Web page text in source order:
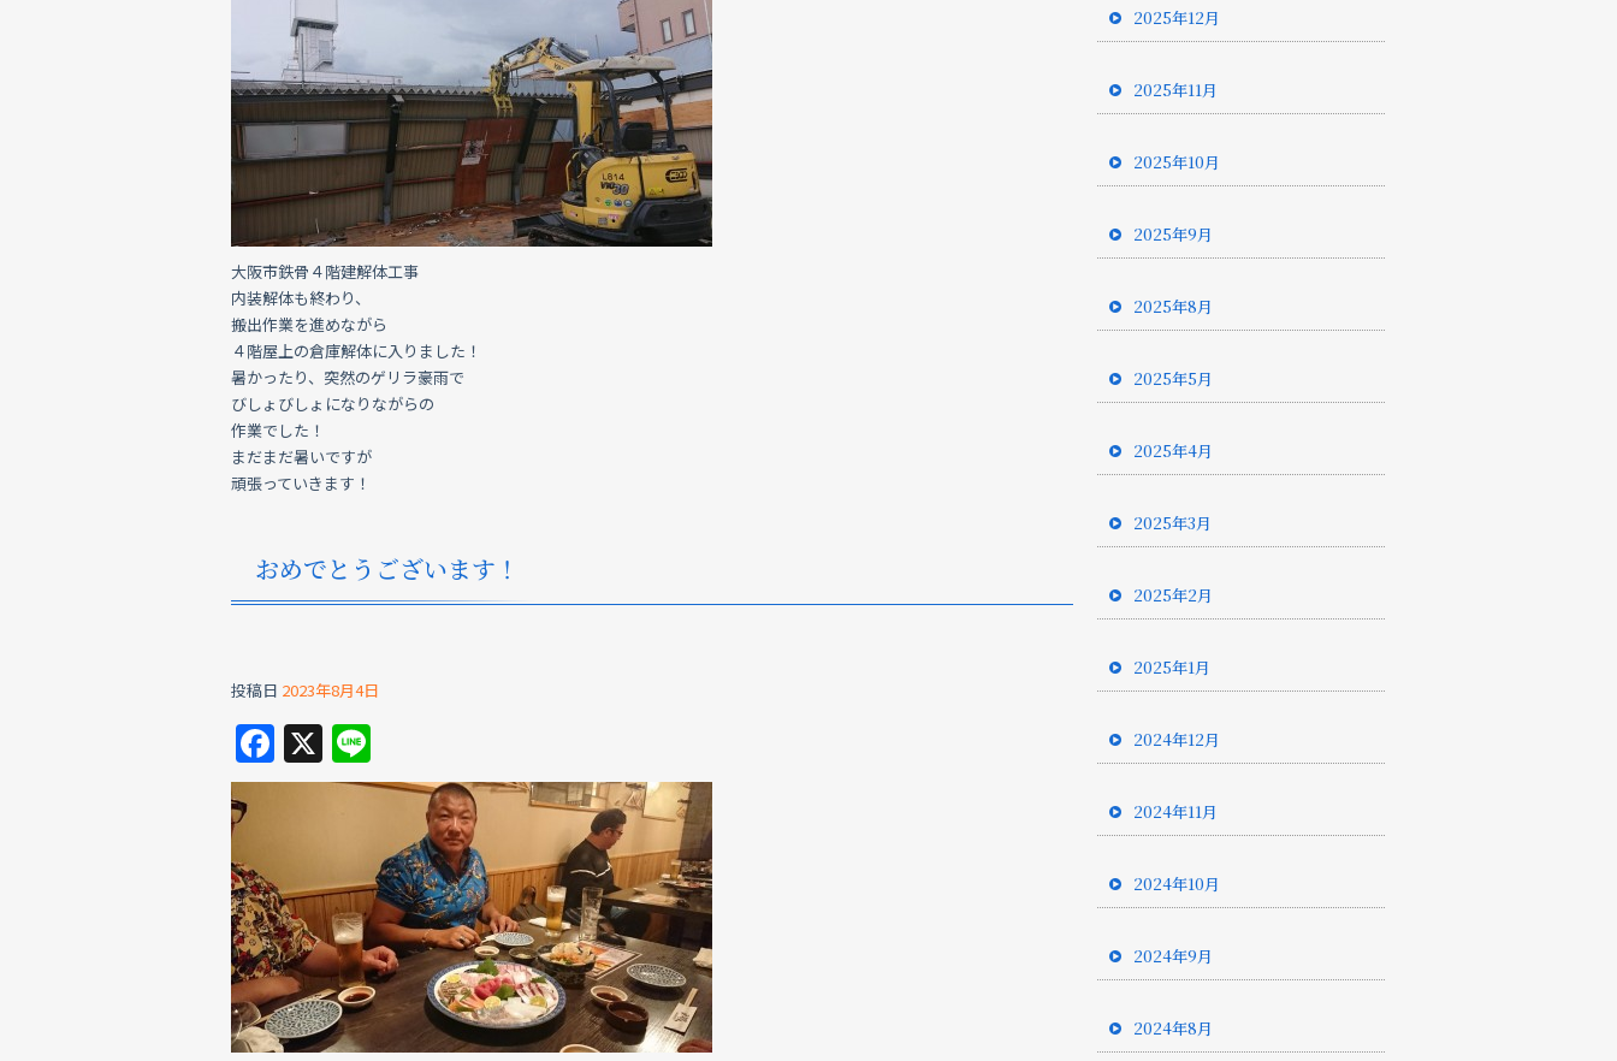
c
e
b
o
o
k
大阪市鉄骨４階建解体工事
内装解体も終わり、
搬出作業を進めながら
４階屋上の倉庫解体に入りました！
暑かったり、突然のゲリラ豪雨で
びしょびしょになりながらの
作業でした！
まだまだ暑いですが
頑張っていきます！
おめでとうございます！
投稿日 2023年8月4日
F
a
b
o
o
k
X
n
2025年12月
2025年11月
2025年10月
2025年9月
2025年8月
2025年5月
2025年4月
2025年3月
2025年2月
2025年1月
2024年12月
2024年11月
2024年10月
2024年9月
2024年8月